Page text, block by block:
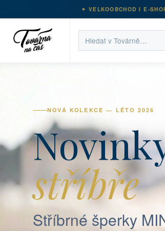
VELKOOBCHOD I E-
NOVÁ KOLEKCE — LÉTO 2026
stříbře
Stříbrné šperky